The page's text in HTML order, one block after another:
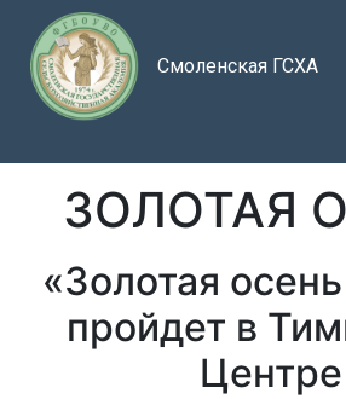
Смоленская ГСХА
ЗОЛОТАЯ
«Золотая
пройдет в
Центре